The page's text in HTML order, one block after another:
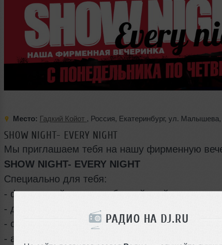
РАДИО НА DJ.RU
Место: Гадкий Койот , Россия, Екатеринбург, ул. Малышева
SHOW NIGHT- EVERY NIGHT
Мы приглашаем тебя на нашу фирменную
SHOW NIGHT- EVERY NIGHT
Специально для тебя:
- фирменный танцы на барной стойке,
- драйвовые койотки
- сексуальные боди-шоты
- алкогольные метры